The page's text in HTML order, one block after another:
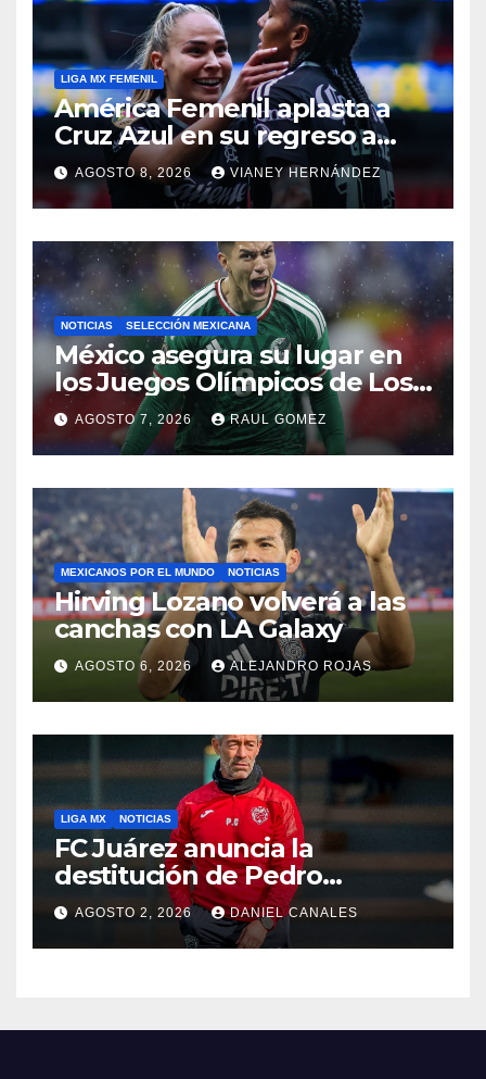
LIGA MX FEMENIL
América Femenil aplasta a
Cruz Azul en su regreso a
casa
AGOSTO 8, 2026 VIANEY HERNÁNDEZ
NOTICIAS SELECCIÓN MEXICANA
México asegura su lugar en
los Juegos Olímpicos de Los
Ángeles 2028
AGOSTO 7, 2026 RAUL GOMEZ
MEXICANOS POR EL MUNDO NOTICIAS
Hirving Lozano volverá a las
canchas con LA Galaxy
AGOSTO 6, 2026 ALEJANDRO ROJAS
LIGA MX NOTICIAS
FC Juárez anuncia la
destitución de Pedro
Caixinha
AGOSTO 2, 2026 DANIEL CANALES